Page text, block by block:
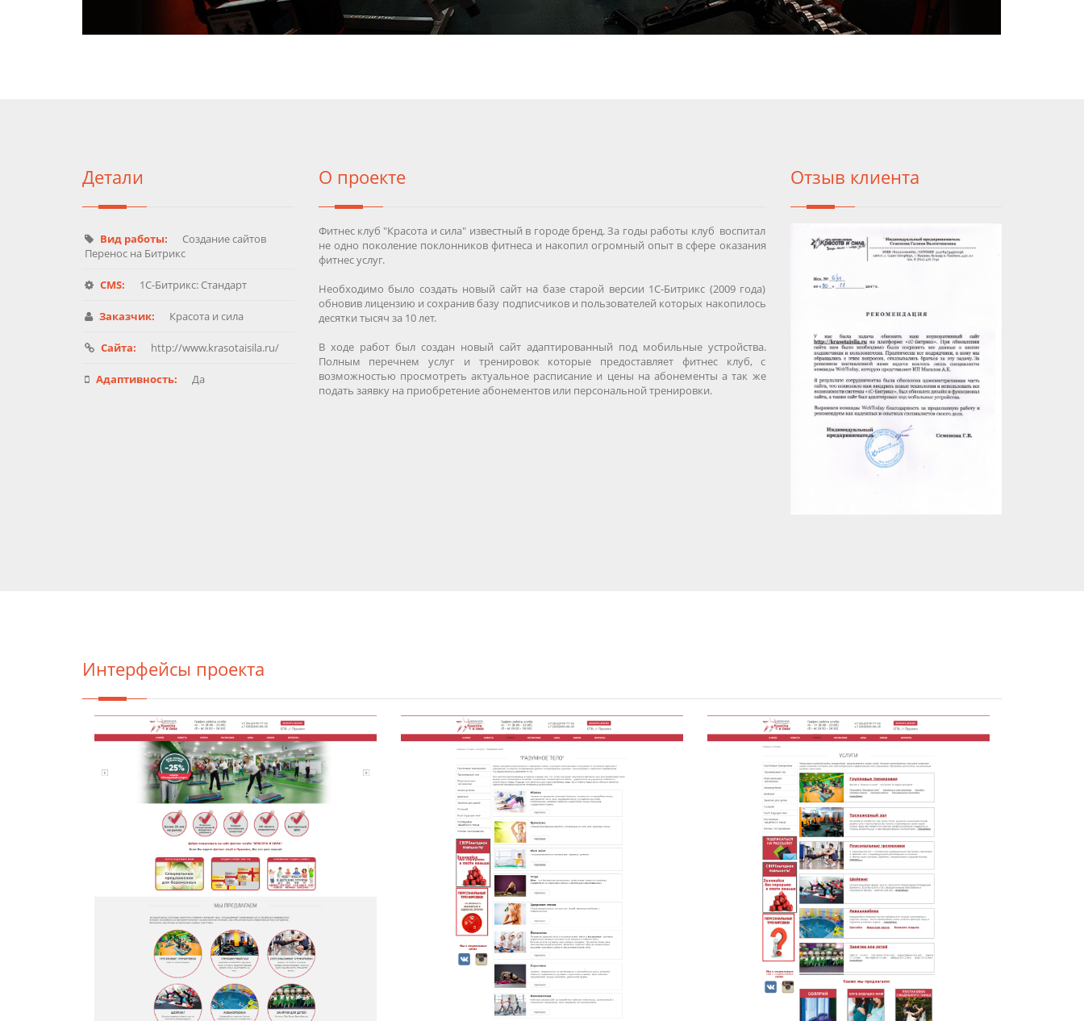
Детали
Вид работы:
Создание сайтов
Перенос на Битрикс
CMS: 1C-Битрикс: Стандарт
Заказчик: Красота и сила
Сайта: http://www.krasotaisila.ru/
Адаптивность: Да
О проекте
Фитнес клуб "Красота и сила" известный в городе бренд. За годы работы клуб воспитал
не одно поколение поклонников фитнеса и накопил огромный опыт в сфере оказания
фитнес услуг.
Необходимо было создать новый сайт на базе старой версии 1С-Битрикс (2009 года)
обновив лицензию и сохранив базу подписчиков и пользователей которых накопилось
десятки тысяч за 10 лет.
В ходе работ был создан новый сайт адаптированный под мобильные устройства.
Полным перечнем услуг и тренировок которые предоставляет фитнес клуб, с
возможностью просмотреть актуальное расписание и цены на абонементы а так же
подать заявку на приобретение абонементов или персональной тренировки.
Отзыв клиента
Интерфейсы проекта